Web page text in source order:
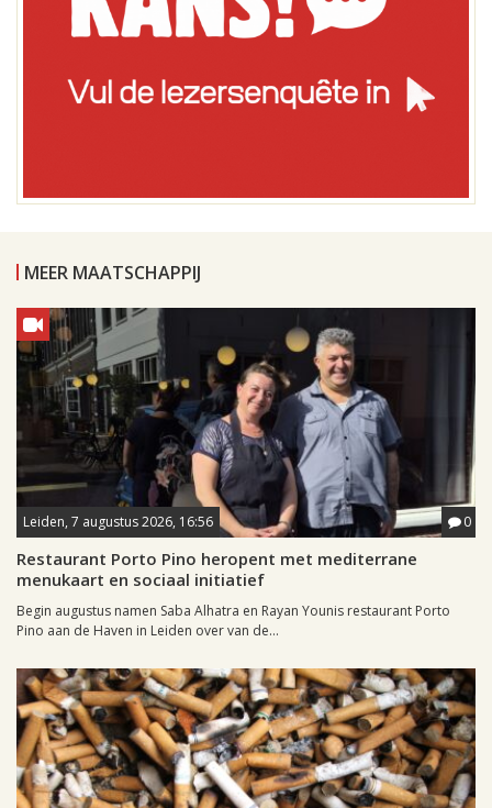
MEER MAATSCHAPPIJ
Leiden, 7 augustus 2026, 16:56 0
Restaurant Porto Pino heropent met mediterrane
menukaart en sociaal initiatief
Begin augustus namen Saba Alhatra en Rayan Younis restaurant Porto
Pino aan de Haven in Leiden over van de...